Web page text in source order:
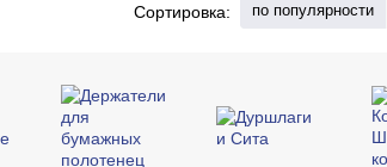
Сортировка: по популярности